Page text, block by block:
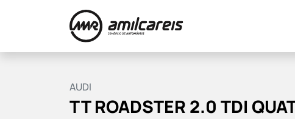
Serviços
Contactos
AUDI
TT ROADSTER 2.0 TDI